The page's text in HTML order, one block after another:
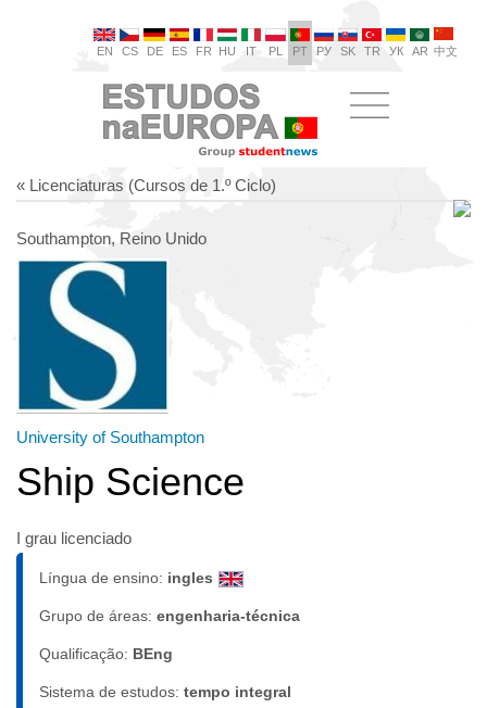
EN CS DE ES FR HU IT PL PT РУ SK TR УК AR 中文
« Licenciaturas (Cursos de 1.º Ciclo)
Southampton, Reino Unido
University of Southampton
Ship Science
I grau licenciado
Língua de ensino: ingles
Grupo de áreas: engenharia-técnica
Qualificação: BEng
Sistema de estudos: tempo integral